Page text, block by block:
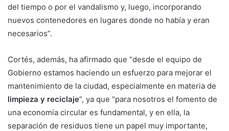
del tiempo o por el vandalismo y, luego, incorporando
nuevos contenedores en lugares donde no había y eran
necesarios”.
Cortés, además, ha afirmado que “desde el equipo de
Gobierno estamos haciendo un esfuerzo para mejorar el
mantenimiento de la ciudad, especialmente en materia de
limpieza y reciclaje”, ya que “para nosotros el fomento de
una economía circular es fundamental, y en ella, la
separación de residuos tiene un papel muy importante,